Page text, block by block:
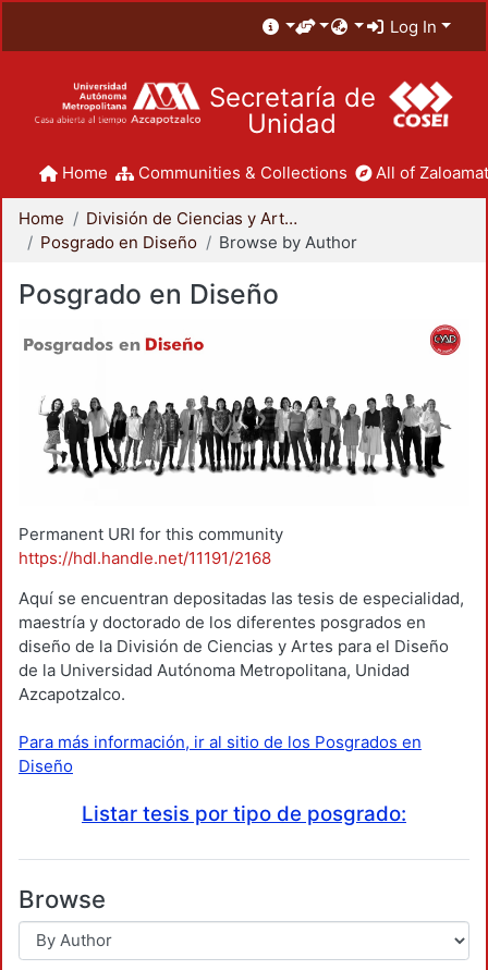
Log In
Secretaría de
Unidad
Home Communities & Collections All of
Home
División de Ciencias y Artes para el Diseño
Posgrado en Diseño
Browse by Author
Posgrado en Diseño
Permanent URI for this community
https://hdl.handle.net/11191/2168
Aquí se encuentran depositadas las tesis de especialidad,
maestría y doctorado de los diferentes posgrados en
diseño de la División de Ciencias y Artes para el Diseño
de la Universidad Autónoma Metropolitana, Unidad
Azcapotzalco.
Para más información, ir al sitio de los Posgrados en
Diseño
Listar tesis por tipo de posgrado:
Browse